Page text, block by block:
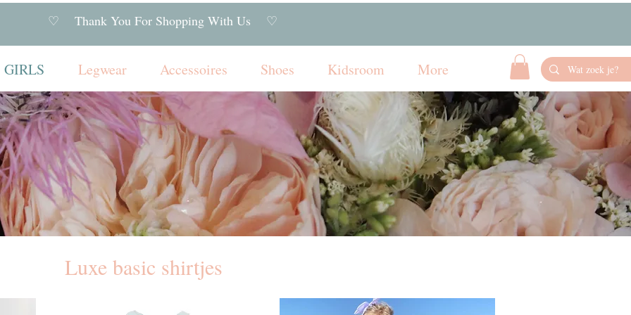
♡ Thank You For Shopping With Us ♡
GIRLS Legwear Accessoires Shoes Kidsroom More
Luxe basic shirtjes